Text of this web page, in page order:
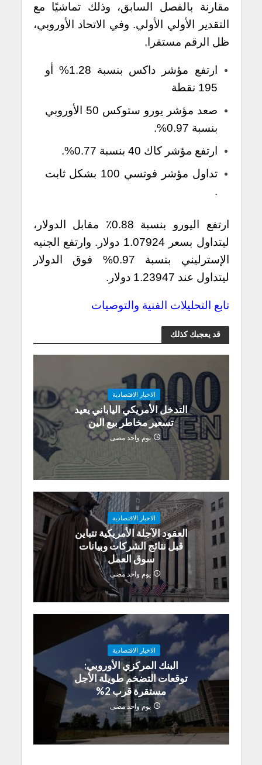
مقارنة بالفصل السابق، وذلك تماشيًا مع
التقدير الأولي الأولي. وفي الاتحاد الأوروبي،
ظل الرقم مستقرا.
ارتفع مؤشر داكس بنسبة 1.28% أو
195 نقطة
صعد مؤشر يورو ستوكس 50 الأوروبي
بنسبة 0.97%.
ارتفع مؤشر كاك 40 بنسبة 0.77%.
تداول مؤشر فوتسي 100 بشكل ثابت
.
ارتفع اليورو بنسبة 0.88٪ مقابل الدولار،
ليتداول بسعر 1.07924 دولار. وارتفع الجنيه
الإسترليني بنسبة 0.97% فوق الدولار
ليتداول عند 1.23947 دولار.
تابع التحليلات الفنية والتوصيات
قد يعجبك كذلك
الاخبار الاقتصادية
التدخل الأمريكي الياباني يعيد
تسعير مخاطر بيع الين
يوم واحد مضى
الاخبار الاقتصادية
العقود الآجلة الأمريكية تتباين
قبل نتائج الشركات وبيانات
سوق العمل
يوم واحد مضى
الاخبار الاقتصادية
البنك المركزي الأوروبي:
توقعات التضخم طويلة الأجل
مستقرة قرب 2%
يوم واحد مضى